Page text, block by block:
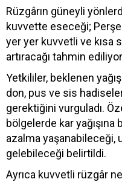
Rüzgârın güneyli
kuvvette eseceği;
yer yer kuvvetli ve kısa
artıracağı tahmin
Yetkililer, beklenen
don, pus ve sis
gerektiğini vurguladı.
bölgelerde kar
azalma yaşanabileceği,
gelebileceği belirtildi.
Ayrıca kuvvetli rüzgâr